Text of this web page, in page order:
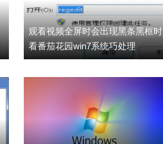
观看视频全屏时会出现黑条黑框时
看番茄花园win7系统巧处理